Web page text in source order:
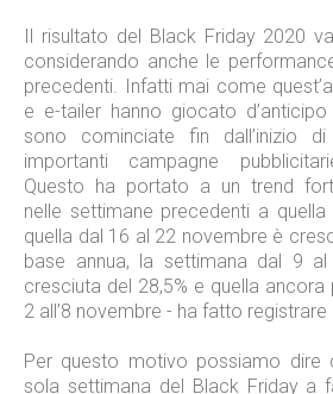
Il risultato del Black Friday 2020
considerando anche le
precedenti. Infatti mai come
e e-tailer hanno giocato
sono cominciate fin dall’inizio
importanti campagne
Questo ha portato a un trend
nelle settimane precedenti a quella
quella dal 16 al 22 novembre è
base annua, la settimana dal 9
cresciuta del 28,5% e quella ancora
2 all’8 novembre - ha fatto registrare
Per questo motivo possiamo dire
sola settimana del Black Friday a